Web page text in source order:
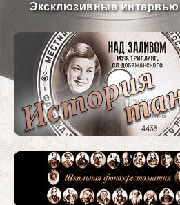
Эксклюзивные интервью